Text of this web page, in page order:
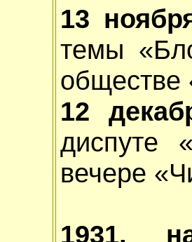
13
темы
обществе
12
диспуте
вечере
1931,